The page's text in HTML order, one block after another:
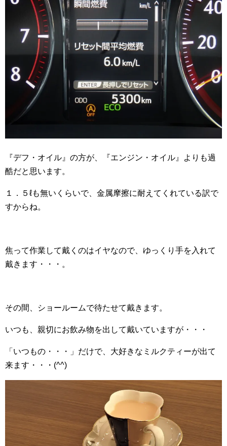
『デフ・オイル』の方が、『エンジン・オイル』よりも過
酷だと思います。
１．５ℓも無いくらいで、金属摩擦に耐えてくれている訳で
すからね。
焦って作業して戴くのはイヤなので、ゆっくり手を入れて
戴きます・・・。
その間、ショールームで待たせて戴きます。
いつも、親切にお飲み物を出して戴いていますが・・・
「いつもの・・・」だけで、大好きなミルクティーが出て
来ます・・・(^^)